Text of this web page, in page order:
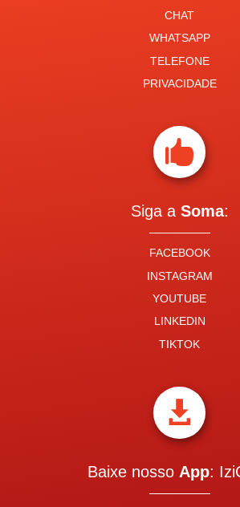
CHAT
WHATSAPP
TELEFONE
PRIVACIDADE

Siga a Soma:
FACEBOOK
INSTAGRAM
YOUTUBE
LINKEDIN
TIKTOK

Baixe nosso App: